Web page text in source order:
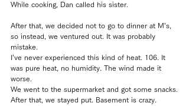
While cooking, Dan called his sister.
After that, we decided not to go to dinner at M’s,
so instead, we ventured out. It was probably
mistake.
I’ve never experienced this kind of heat. 106. It
was pure heat, no humidity. The wind made it
worse.
We went to the supermarket and got some snacks.
After that, we stayed put. Basement is crazy.